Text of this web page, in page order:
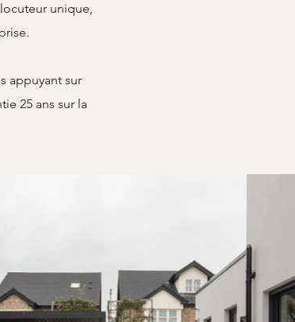
unique,
appuyant sur
25 ans sur la